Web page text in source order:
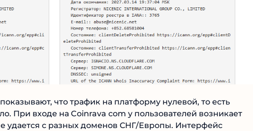
что трафик на платформу нулевой, то есть
При входе на Coinrava com у пользователей возникает
удается с разных доменов СНГ/Европы. Интерфейс